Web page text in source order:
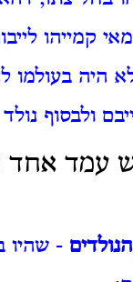
קמייהו
היה בעולמו
ולבסוף
עמד אחד
- שהיו